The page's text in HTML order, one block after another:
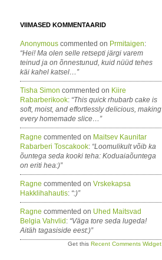
VIIMASED KOMMENTAARID
Anonymous commented on Prmitaigen:
“Hei! Ma olen selle retsepti järgi varem
teinud ja on õnnestunud, kuid nüüd tehes
käi kahel katsel…”
Tisha Simon commented on Kiire
Rabarberikook: “This quick rhubarb cake is
soft, moist, and effortlessly delicious, making
every homemade slice…”
Ragne commented on Maitsev Kaunitar
Rabarberi Toscakook: “Loomulikult võib ka
õuntega seda kooki teha: Koduaiaõuntega
on eriti hea:)”
Ragne commented on Vrskekapsa
Hakklihahautis: “:)”
Ragne commented on Uhed Maitsvad
Belgia Vahvlid : “Väga tore seda lugeda!
Aitäh tagasiside eest:)”
Get this Recent Comments Widget